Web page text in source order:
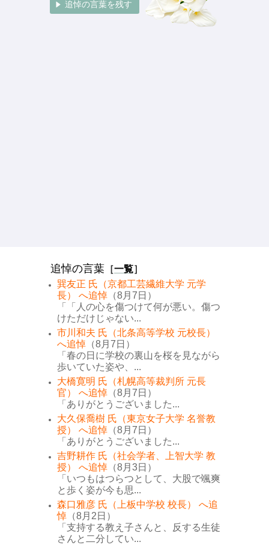
追悼の言葉 ［一覧］
巽友正 氏（京都工芸繊維大学 元学
長） へ追悼 （8月7日）
「「人の心を傷つけて何が悪い。傷つ
けただけじゃない...
市川和夫 氏（北条高等学校 元校長）
へ追悼 （8月7日）
「春の日に学校の裏山を桜を見ながら
歩いていた姿や、...
大橋寛明 氏（札幌高等裁判所 元長
官） へ追悼 （8月7日）
「ありがとうございました...
大久保喬樹 氏（東京女子大学 名誉教
授） へ追悼 （8月7日）
「ありがとうございました...
吉野耕作 氏（社会学者、上智大学 教
授） へ追悼 （8月3日）
「いつもはつらつとして、大股で颯爽
と歩く姿が今も思...
森口雅彦 氏（上板中学校 校長） へ追
悼 （8月2日）
「支持する教え子さんと、反する生徒
さんと二分してい...